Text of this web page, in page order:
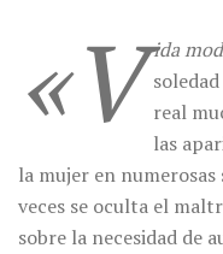
«V ida
real
las
la mujer en
veces se oculta el
sobre la necesidad de